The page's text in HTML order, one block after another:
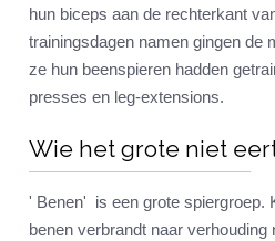
hun biceps aan de rechterkant
trainingsdagen namen gingen de
ze hun beenspieren hadden
presses en leg-extensions.
Wie het grote niet
' Benen' is een grote spiergroep.
benen verbrandt naar verhouding